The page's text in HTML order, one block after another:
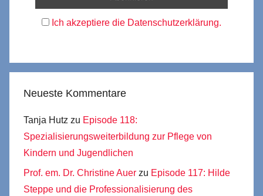
Ich akzeptiere die Datenschutzerklärung.
Neueste Kommentare
Tanja Hutz zu Episode 118:
Spezialisierungsweiterbildung zur Pflege von
Kindern und Jugendlichen
Prof. em. Dr. Christine Auer zu Episode 117: Hilde
Steppe und die Professionalisierung des